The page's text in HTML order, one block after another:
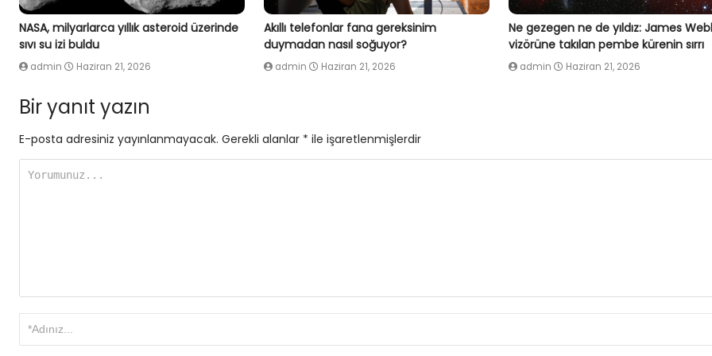
NASA, milyarlarca yıllık asteroid üzerinde
sıvı su izi buldu
admin Haziran 21, 2026
Akıllı telefonlar fana gereksinim
duymadan nasıl soğuyor?
admin Haziran 21, 2026
Ne gezegen ne de yıldız: James
vizörüne takılan pembe kürenin sırrı
admin Haziran 21, 2026
Bir yanıt yazın
E-posta adresiniz yayınlanmayacak. Gerekli alanlar * ile işaretlenmişlerdir